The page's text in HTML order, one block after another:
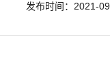
发布时间：2021-